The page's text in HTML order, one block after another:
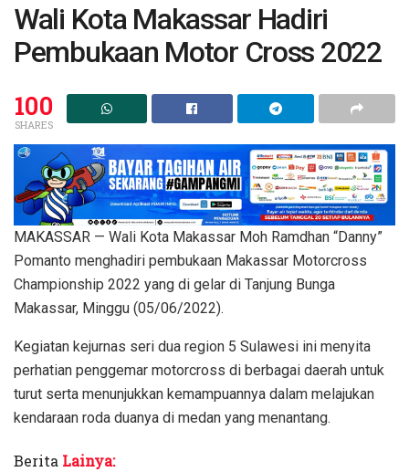
Wali Kota Makassar Hadiri
Pembukaan Motor Cross 2022
100
SHARES
MAKASSAR — Wali Kota Makassar Moh Ramdhan “Danny”
Pomanto menghadiri pembukaan Makassar Motorcross
Championship 2022 yang di gelar di Tanjung Bunga
Makassar, Minggu (05/06/2022).
Kegiatan kejurnas seri dua region 5 Sulawesi ini menyita
perhatian penggemar motorcross di berbagai daerah untuk
turut serta menunjukkan kemampuannya dalam melajukan
kendaraan roda duanya di medan yang menantang.
Berita Lainya: